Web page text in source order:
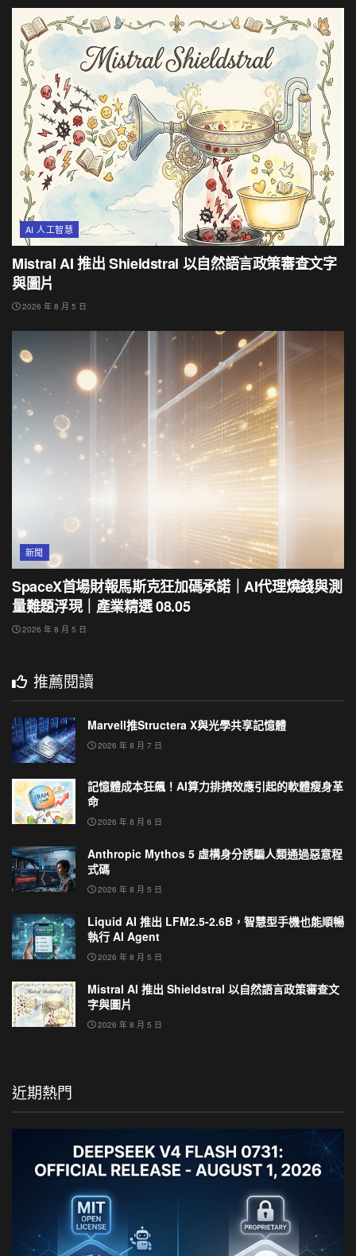
AI 人工智慧
Mistral AI 推出 Shieldstral 以自然語言政策審查文字
與圖片
2026 年 8 月 5 日
新聞
SpaceX首場財報馬斯克狂加碼承諾｜AI代理燒錢與測
量難題浮現｜產業精選 08.05
2026 年 8 月 5 日
推薦閱讀
Marvell推Structera X與光學共享記憶體
2026 年 8 月 7 日
記憶體成本狂飆！AI算力排擠效應引起的軟體瘦身革
命
2026 年 8 月 6 日
Anthropic Mythos 5 虛構身分誘騙人類通過惡意程
式碼
2026 年 8 月 5 日
Liquid AI 推出 LFM2.5-2.6B，智慧型手機也能順暢
執行 AI Agent
2026 年 8 月 5 日
Mistral AI 推出 Shieldstral 以自然語言政策審查文
字與圖片
2026 年 8 月 5 日
近期熱門